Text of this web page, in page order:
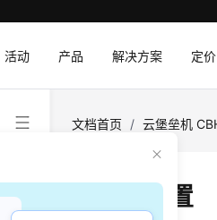
活动 产品 解决方案 定价
文档首页 / 云堡垒机
角色配置